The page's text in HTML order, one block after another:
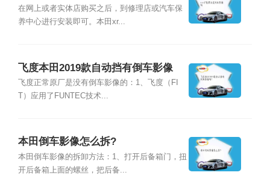
在网上或者实体店购买之后，到修理店或汽车保
养中心进行安装即可。本田xr...
飞度本田2019款自动挡有倒车影像
吗?
飞度正常原厂是没有倒车影像的：1、飞度（FI
T）应用了FUNTEC技术...
本田倒车影像怎么拆?
本田倒车影像的拆卸方法：1、打开后备箱门，扭
开后备箱上面的螺丝，把后备...